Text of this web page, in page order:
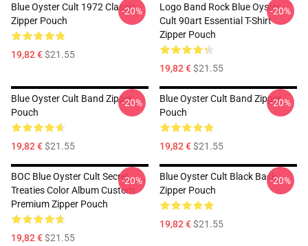
Blue Oyster Cult 1972 Classic
Zipper Pouch
19,82 €$21.55
-20%
Logo Band Rock Blue Oyster
Cult 90art Essential T-Shirt
Zipper Pouch
19,82 €$21.55
-20%
Blue Oyster Cult Band Zipper
Pouch
19,82 €$21.55
-20%
Blue Oyster Cult Band Zipper
Pouch
19,82 €$21.55
-20%
BOC Blue Oyster Cult Secret
Treaties Color Album Custom
Premium Zipper Pouch
19,82 €$21.55
-20%
Blue Oyster Cult Black Back
Zipper Pouch
19,82 €$21.55
-20%